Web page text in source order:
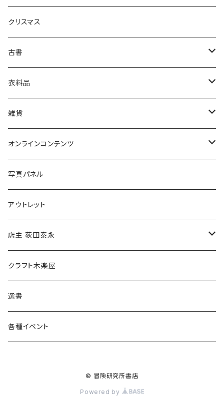
芸術・絵画・写真
絵本・児童書
娯楽・エンターテインメント
クリスマス
古書
古書セット
美術
衣料品
POLEWARDS
Tシャツ
雑貨
バッグ
ブックカバー
マグカップ
傘
食料品
その他
オンラインコンテンツ
冒険クロストーク
写真パネル
アウトレット
店主 荻田泰永
書籍
ウェア
クラフト木楽屋
選書
各種イベント
© 冒険研究所書店
Powered by